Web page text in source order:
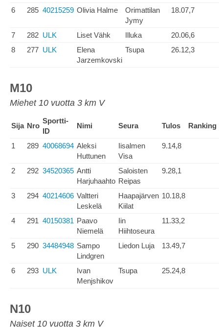
6 285 40215259 Olivia Halme
Orimattilan
Jymy
18.07,7
7 282 ULK Liset Vähk Illuka
20.06,6
8
277 ULK
Elena
Jarzemkovski
Tsupa 26.12,3
M10
Miehet 10 vuotta 3 km V
Sija Nro
Sportti-
ID
Nimi Seura Tulos Ranking
1 289 40068694 Aleksi
Huttunen
Iisalmen
Visa
9.14,8
2 292 34520365 Antti
Harjuhaahto
Saloisten
Reipas
9.28,1
3 294 40214606 Valtteri
Leskelä
Haapajärven
Kiilat
10.18,8
4 291 40150381 Paavo
Niemelä
Iin
Hiihtoseura
11.33,2
5 290 34484948 Sampo
Lindgren
Liedon Luja 13.49,7
6 293 ULK
Ivan
Menjshikov
Tsupa 25.24,8
N10
Naiset 10 vuotta 3 km V